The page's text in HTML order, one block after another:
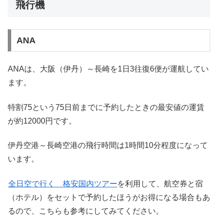
飛行機
ANA
ANAは、大阪（伊丹）～長崎を1日3往復6便が運航してい
ます。
特割75という75日前までに予約したときの最安値の運賃
が約12000円です。
伊丹空港～長崎空港の飛行時間は1時間10分程度になって
います。
全日空で行く 格安国内ツアーを利用して、航空券と宿
（ホテル）をセットで予約したほうがお得になる場合もあ
るので、こちらも参考にしてみてください。